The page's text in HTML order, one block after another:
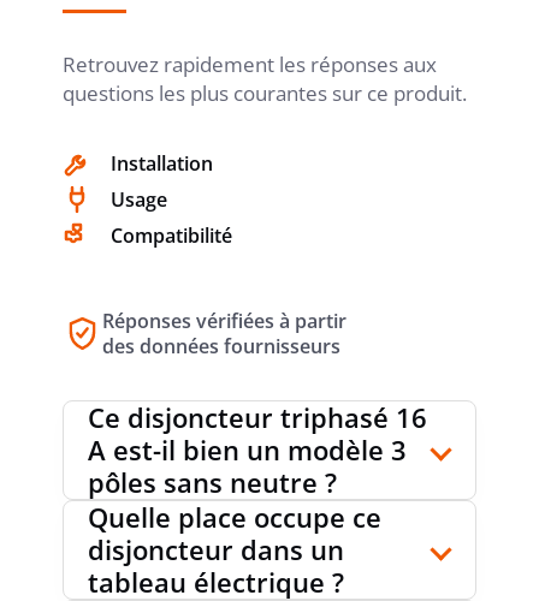
Retrouvez rapidement les réponses aux
questions les plus courantes sur ce produit.
Installation
Usage
Compatibilité
Réponses vérifiées à partir
des données fournisseurs
Ce disjoncteur triphasé 16
A est-il bien un modèle 3
pôles sans neutre ?
Quelle place occupe ce
disjoncteur dans un
tableau électrique ?